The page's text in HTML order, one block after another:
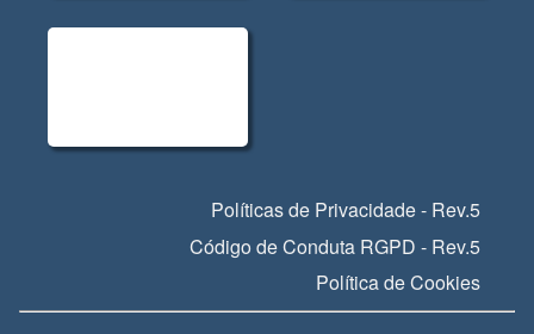
Políticas de Privacidade - Rev.5
Código de Conduta RGPD - Rev.5
Política de Cookies